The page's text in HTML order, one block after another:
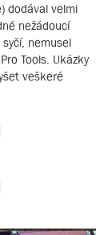
dodával velmi
nežádoucí
nemusel
Tools. Ukázky
veškeré